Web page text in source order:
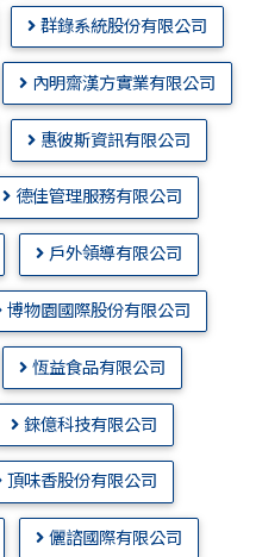
群錄系統股份有限公司
內明齋漢方實業有限公司
惠彼斯資訊有限公司
德佳管理服務有限公司
戶外領導有限公司
博物園國際股份有限公司
恆益食品有限公司
錸億科技有限公司
頂味香股份有限公司
儷諮國際有限公司